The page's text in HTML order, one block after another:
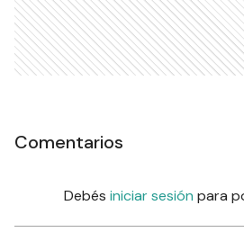
Comentarios
Debés iniciar sesión para